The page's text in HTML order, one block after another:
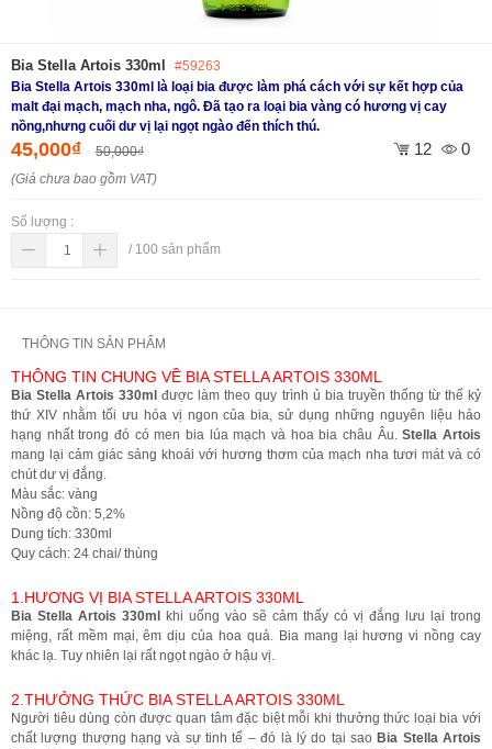
Bia Stella Artois 330ml #59263
Bia Stella Artois 330ml là loại bia được làm phá cách với sự kết hợp của
malt đại mạch, mạch nha, ngô. Đã tạo ra loại bia vàng có hương vị cay
nồng,nhưng cuối dư vị lại ngọt ngào đến thích thú.
45,000₫ 50,000₫ 12 0
(Giá chưa bao gồm VAT)
Số lượng :
/ 100 sản phẩm
THÔNG TIN SẢN PHẨM
THÔNG TIN CHUNG VỀ BIA STELLA ARTOIS 330ML
Bia Stella Artois 330mlđược làm theo quy trình ủ bia truyền thống từ thế kỷ
thứ XIV nhằm tối ưu hóa vị ngon của bia, sử dụng những nguyên liệu hảo
hạng nhất trong đó có men bia lúa mạch và hoa bia châu Âu.Stella Artois
mang lại cảm giác sảng khoái với hương thơm của mạch nha tươi mát và có
chút dư vị đắng.
Màu sắc: vàng
Nồng độ cồn: 5,2%
Dung tích: 330ml
Quy cách: 24 chai/ thùng
1.HƯƠNG VỊ BIA STELLA ARTOIS 330ML
Bia Stella Artois 330ml
khi uống vào sẽ cảm thấy có vị đắng lưu lại trong
miệng, rất mềm mại, êm dịu của hoa quả. Bia mang lại hương vi nồng cay
khác lạ. Tuy nhiên lại rất ngọt ngào ở hậu vị.
2.THƯỞNG THỨC BIA STELLA ARTOIS 330ML
Người tiêu dùng còn được quan tâm đặc biệt mỗi khi thưởng thức loại bia với
chất lượng thượng hạng và sự tinh tế – đó là lý do tại sao Bia Stella Artois